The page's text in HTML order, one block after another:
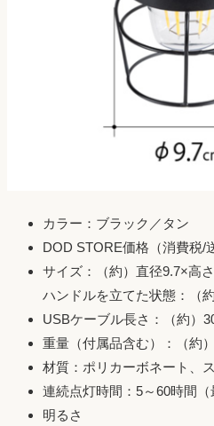
カラー：ブラック／タン
DOD STORE価格（消費税/
サイズ：（約）直径9.7×高
ハンドルを立てた状態：（
USBケーブル長さ：（約）
重量（付属品含む）：（約
材質：ポリカーボネート、
連続点灯時間：5～60時間（
明るさ